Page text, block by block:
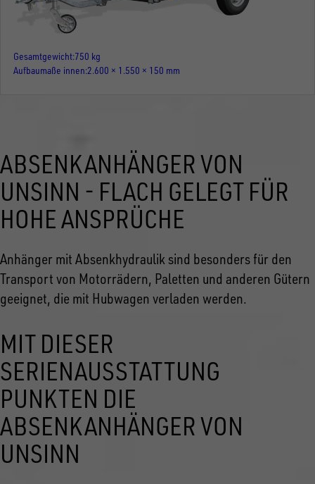
Gesamtgewicht 750 kg
Aufbaumaße innen 2.600 × 1.550 × 150 mm
ABSENKANHÄNGER VON
UNSINN - FLACH GELEGT FÜR
HOHE ANSPRÜCHE
Anhänger mit Absenkhydraulik sind besonders für den
Transport von Motorrädern, Paletten und anderen Gütern
geeignet, die mit Hubwagen verladen werden.
MIT DIESER
SERIENAUSSTATTUNG
PUNKTEN DIE
ABSENKANHÄNGER VON
UNSINN